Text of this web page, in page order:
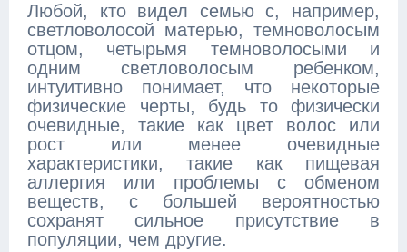
Любой, кто видел семью с, например,
светловолосой матерью, темноволосым
отцом, четырьмя темноволосыми и
одним светловолосым ребенком,
интуитивно понимает, что некоторые
физические черты, будь то физически
очевидные, такие как цвет волос или
рост или менее очевидные
характеристики, такие как пищевая
аллергия или проблемы с обменом
веществ, с большей вероятностью
сохранят сильное присутствие в
популяции, чем другие.